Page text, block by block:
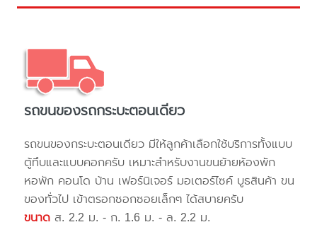
รถขนของรถกระบะตอนเดียว
รถขนของกระบะตอนเดียว มีให้ลูกค้าเลือกใช้บริการทั้งแบบ
ตู้ทึบและแบบคอกครับ เหมาะสำหรับงานขนย้ายห้องพัก
หอพัก คอนโด บ้าน เฟอร์นิเจอร์ มอเตอร์ไซค์ บูธสินค้า ขน
ของทั่วไป เข้าตรอกซอกซอยเล็กๆ ได้สบายครับ
ขนาด ส. 2.2 ม. - ก. 1.6 ม. - ล. 2.2 ม.